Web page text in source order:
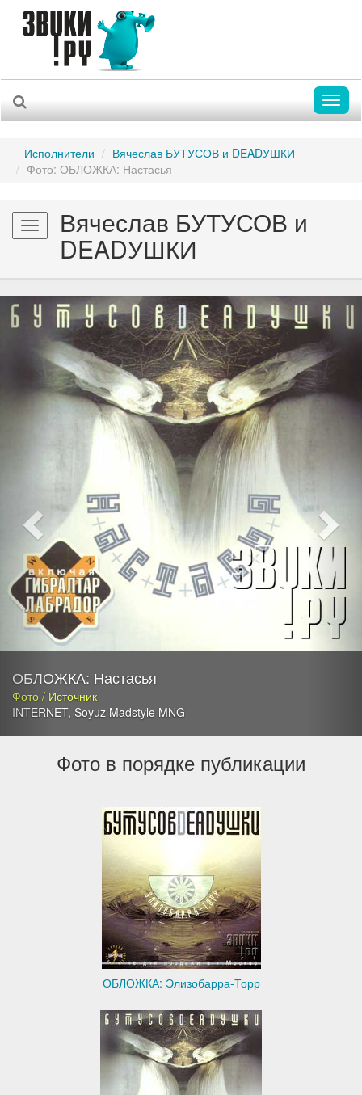
Исполнители
Вячеслав БУТУСОВ и DEADУШКИ
Фото: ОБЛОЖКА: Настасья
Toggle
navigation
Вячеслав БУТУСОВ и
DEADУШКИ
ОБЛОЖКА: Настасья
Фото / Источник
INTERNET, Soyuz Madstyle MNG
Previous
Фото в порядке публикации
ОБЛОЖКА: Элизобарра-Торр